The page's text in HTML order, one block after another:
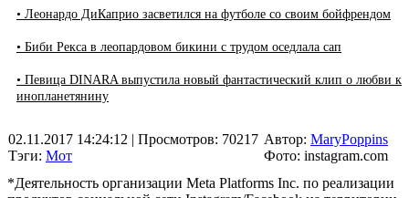
• Леонардо ДиКаприо засветился на футболе со своим бойфрендом
• Биби Рекса в леопардовом бикини с трудом оседлала сап
• Певица DINARA выпустила новый фантастический клип о любви к
инопланетянину
02.11.2017 14:24:12 | Просмотров: 70217
Тэги: Мот
Автор: MaryPoppins
Фото: instagram.com
*Деятельность организации Meta Platforms Inc. по реализации